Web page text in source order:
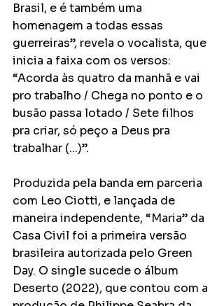
Brasil, e é também uma
homenagem a todas essas
guerreiras”, revela o vocalista, que
inicia a faixa com os versos:
“Acorda às quatro da manhã e vai
pro trabalho / Chega no ponto e o
busão passa lotado / Sete filhos
pra criar, só peço a Deus pra
trabalhar (...)”.
Produzida pela banda em parceria
com Leo Ciotti, e lançada de
maneira independente, “Maria” da
Casa Civil foi a primeira versão
brasileira autorizada pelo Green
Day. O single sucede o álbum
Deserto (2022), que contou com a